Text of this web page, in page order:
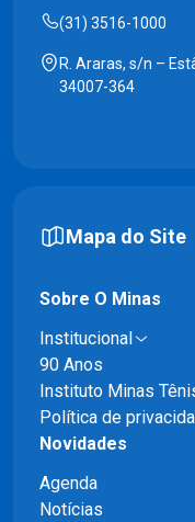
(31) 3516-1000
R. Araras, s/n –
34007-364
Mapa do Site
Sobre O Minas
Institucional
90 Anos
Instituto Minas
Política de
Novidades
Agenda
Notícias